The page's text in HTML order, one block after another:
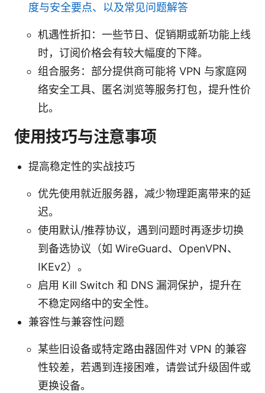
度与安全要点、以及常见问题解答
机遇性折扣：一些节日、促销期或新功能上线
时，订阅价格会有较大幅度的下降。
组合服务：部分提供商可能将 VPN 与家庭网
络安全工具、匿名浏览等服务打包，提升性价
比。
使用技巧与注意事项
提高稳定性的实战技巧
优先使用就近服务器，减少物理距离带来的延
迟。
使用默认/推荐协议，遇到问题时再逐步切换
到备选协议（如 WireGuard、OpenVPN、
IKEv2）。
启用 Kill Switch 和 DNS 漏洞保护，提升在
不稳定网络中的安全性。
兼容性与兼容性问题
某些旧设备或特定路由器固件对 VPN 的兼容
性较差，若遇到连接困难，请尝试升级固件或
更换设备。